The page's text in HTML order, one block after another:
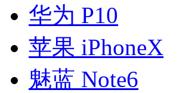
华为 P10
苹果 iPhoneX
魅蓝 Note6